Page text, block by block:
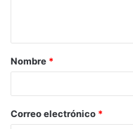
Nombre *
Correo electrónico *